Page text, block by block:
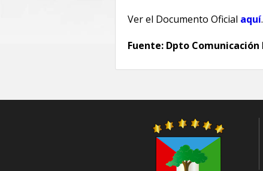
Ver el Documento Oficial aquí.
Fuente: Dpto Comunicación